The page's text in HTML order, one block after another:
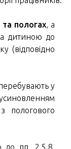
та пологах, а
дитиною до
(відповідно
у
пологового
до пп. 2.5.8,